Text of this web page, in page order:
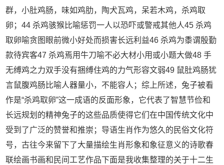
群，小肚鸡肠，味如鸡肋，陶犬瓦鸡，呆若木鸡，杀鸡取
卵；44 杀鸡骇猴比喻惩罚一人以恐吓或警戒其他人45 杀鸡
取卵喻贪图眼前微小好处而损害长远利益46 杀鸡为黍谓殷勤
款待宾客47 杀鸡焉用牛刀喻不必大材小用或小题大做48 手
无缚鸡之力双手没有捆缚住鸡的力气形容文弱49 鼠肚鸡肠犹
言鼠腹鸡肠比喻人器量小，不能容人；综上所述，兔子被看
作是“杀鸡取卵”这一成语的反面形象，它代表了智慧节俭和
长远规划的精神兔子的这些品质使得它们在中国传统文化中
受到了广泛的赞誉和推崇；导语生肖作为悠久的民俗文化符
号，古往今来留下了大量描绘生肖形象和象征意义的诗歌春
联绘画书画和民间工艺作品下面是我收集整理的关于十二生